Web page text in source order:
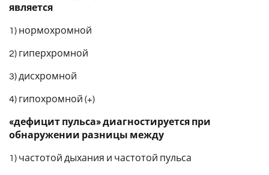
является
1) нормохромной
2) гиперхромной
3) дисхромной
4) гипохромной (+)
«дефицит пульса» диагностируется при
обнаружении разницы между
1) частотой дыхания и частотой пульса